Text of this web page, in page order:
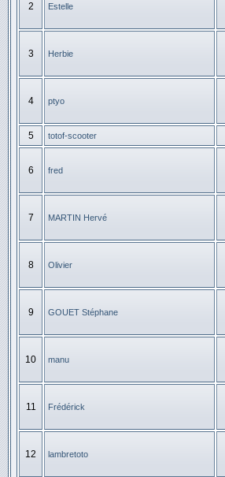
2 Estelle
3 Herbie
4 ptyo
5 totof-scooter
6 fred
7 MARTIN Hervé
8 Olivier
9 GOUET Stéphane
10 manu
11 Frédérick
12 lambretoto